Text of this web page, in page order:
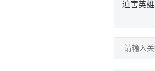
迫害英雄